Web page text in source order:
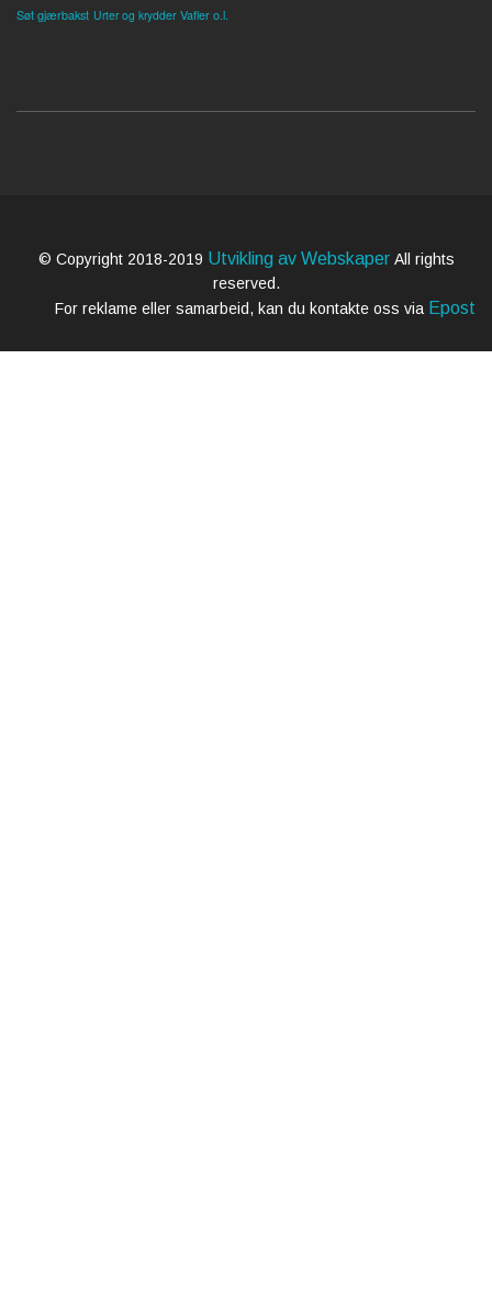
Søt gjærbakst Urter og krydder Vafler o.l.
© Copyright 2018-2019 Utvikling av Webskaper All rights
reserved.
For reklame eller samarbeid, kan du kontakte oss via Epost